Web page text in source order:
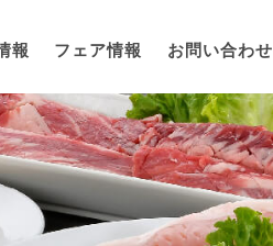
報 フェア情報 お問い合わせ